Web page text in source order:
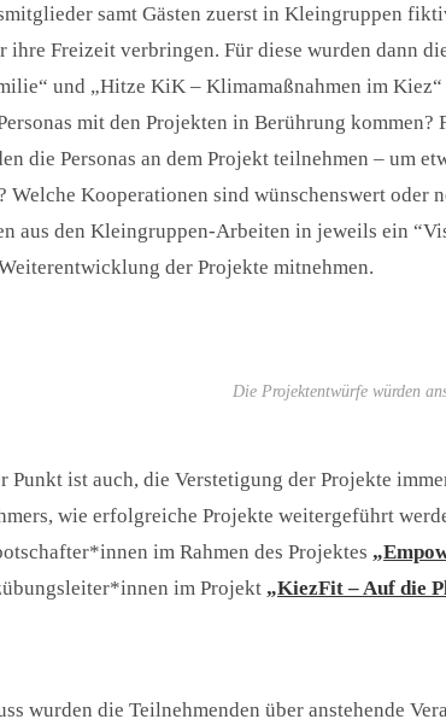
samt Gästen zuerst in Kleingruppen
ihre Freizeit verbringen. Für diese wurden dann
und „Hitze KiK – Klimamaßnahmen im
mit den Projekten in Berührung
die Personas an dem Projekt teilnehmen – um
Welche Kooperationen sind wünschenswert oder
aus den Kleingruppen-Arbeiten in jeweils ein
der Projekte mitnehmen.
Die Projektentwürfe würden
Punkt ist auch, die Verstetigung der Projekte
wie erfolgreiche Projekte weitergeführt
im Rahmen des Projektes
im Projekt „KiezFit – Auf die
wurden die Teilnehmenden über anstehende